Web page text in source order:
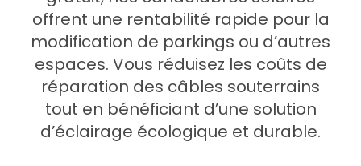
offrent une rentabilité rapide pour la
modification de parkings ou d’autres
espaces. Vous réduisez les coûts de
réparation des câbles souterrains
tout en bénéficiant d’une solution
d’éclairage écologique et durable.